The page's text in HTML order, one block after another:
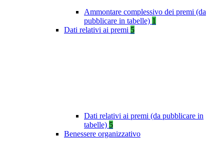
Ammontare complessivo dei premi (da
pubblicare in tabelle) 1
Dati relativi ai premi 5
Dati relativi ai premi (da pubblicare in
tabelle) 5
Benessere organizzativo